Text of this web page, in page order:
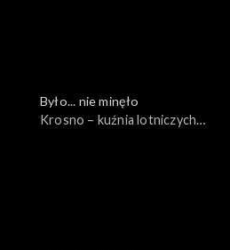
Było... nie minęło
Krosno – kuźnia lotniczych